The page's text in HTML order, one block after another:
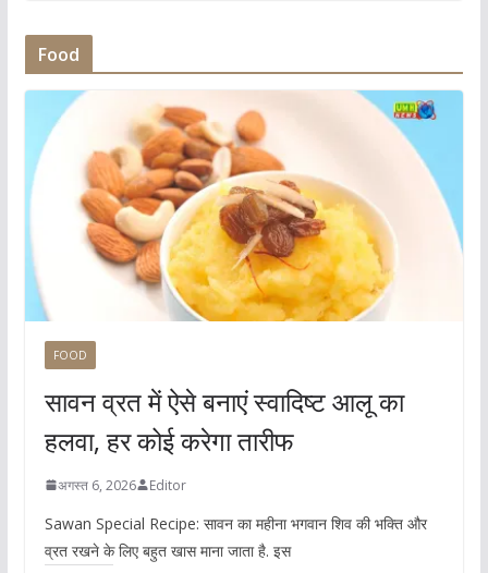
Food
FOOD
सावन व्रत में ऐसे बनाएं स्वादिष्ट आलू का
हलवा, हर कोई करेगा तारीफ
अगस्त 6, 2026 Editor
Sawan Special Recipe: सावन का महीना भगवान शिव की भक्ति और
व्रत रखने के लिए बहुत खास माना जाता है. इस